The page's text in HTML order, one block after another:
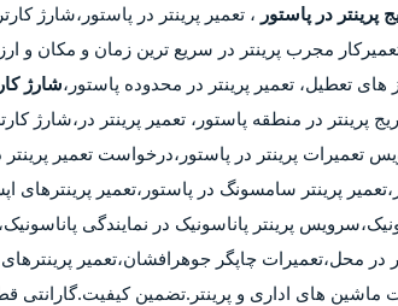
پرینتر در پاستور ، تعمیر پرینتر در پاستور ،شارژ
مجرب پرینتر در سریع ترین زمان و مکان و
شارژ
پرینتر در منطقه پاستور، تعمیر پرینتر در،شارژ
تعمیرات پرینتر در پاستور،درخواست تعمیر پرینتر
پرینتر سامسونگ در پاستور،تعمیر
پرینتر پاناسونیک در نمایندگی
در محل،تعمیرات چاپگر جوهرافشان،تعمیر
های اداری و پرینتر.تضمین کیفیت.گارانتی